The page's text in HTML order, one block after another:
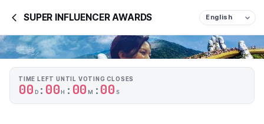
SUPER INFLUENCER AWARDS
TIME LEFT UNTIL VOTING CLOSES
00 D: 00 H : 00 M : 00 S